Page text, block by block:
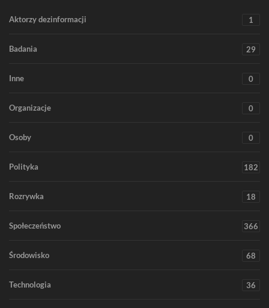
Aktorzy dezinformacji 1
Badania 29
Inne 0
Organizacje 0
Osoby 0
Polityka 182
Rozrywka 18
Społeczeństwo 366
Środowisko 68
Technologia 36